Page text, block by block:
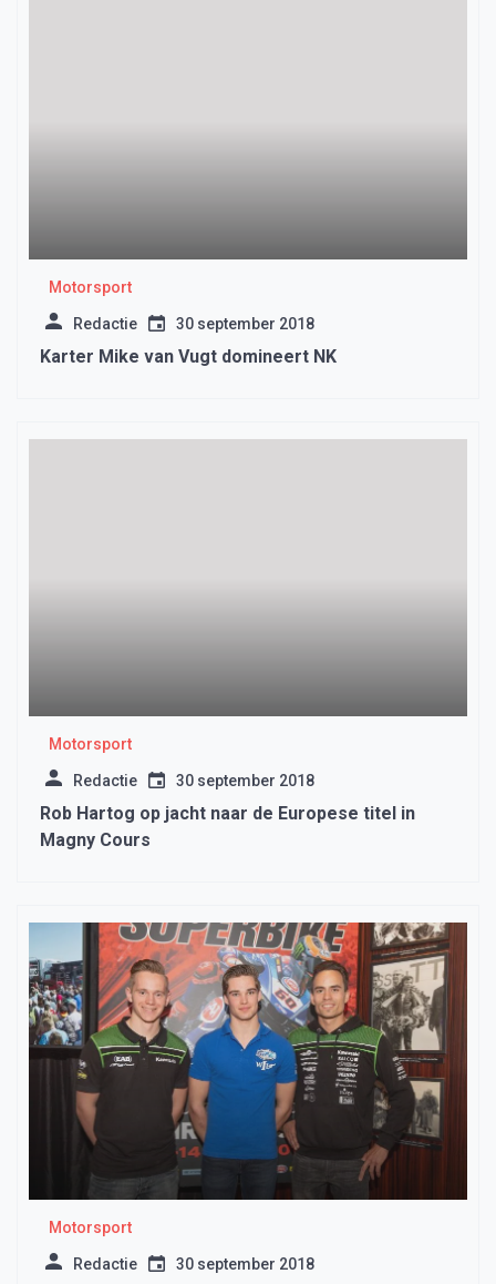
Motorsport
Redactie 30 september 2018
Karter Mike van Vugt domineert NK
Motorsport
Redactie 30 september 2018
Rob Hartog op jacht naar de Europese titel in
Magny Cours
Motorsport
Redactie 30 september 2018